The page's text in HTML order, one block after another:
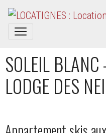
SOLEIL BLANC
LODGE DES